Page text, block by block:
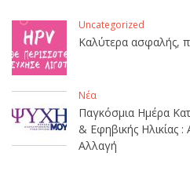
Uncategorized
Καλύτερα ασφαλής,
Νέα
Παγκόσμια Ημέρα
& Εφηβικής Ηλικίας
Αλλαγή